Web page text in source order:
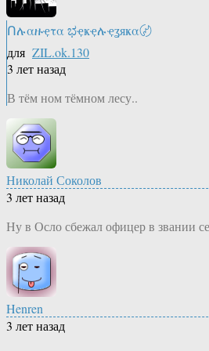
Ոሉαዙҿτα ಭҿҝҿሉҿʓяҝα〄
для ZIL.ok.130
3 лет назад
В тём ном тёмном лесу..
Николай Соколов
3 лет назад
Ну в Осло сбежал офицер в звании
Henren
3 лет назад